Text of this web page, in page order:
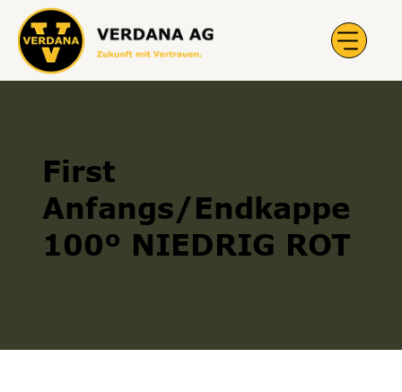
First
Anfangs/Endkappe
100º NIEDRIG ROT